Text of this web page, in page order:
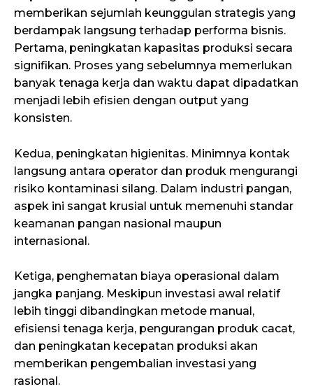
memberikan sejumlah keunggulan strategis yang
berdampak langsung terhadap performa bisnis.
Pertama, peningkatan kapasitas produksi secara
signifikan. Proses yang sebelumnya memerlukan
banyak tenaga kerja dan waktu dapat dipadatkan
menjadi lebih efisien dengan output yang
konsisten.
Kedua, peningkatan higienitas. Minimnya kontak
langsung antara operator dan produk mengurangi
risiko kontaminasi silang. Dalam industri pangan,
aspek ini sangat krusial untuk memenuhi standar
keamanan pangan nasional maupun
internasional.
Ketiga, penghematan biaya operasional dalam
jangka panjang. Meskipun investasi awal relatif
lebih tinggi dibandingkan metode manual,
efisiensi tenaga kerja, pengurangan produk cacat,
dan peningkatan kecepatan produksi akan
memberikan pengembalian investasi yang
rasional.